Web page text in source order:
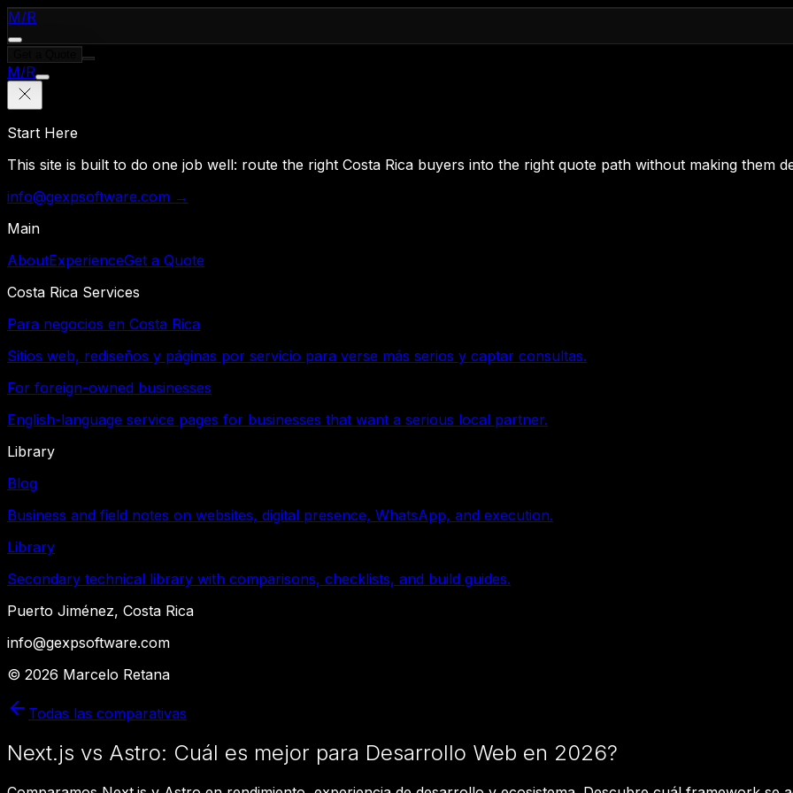
M/R
M/R
Start Here
This site is built to do one job well: route the right Costa Rica buyers into the right quote path without making them
info@gexpsoftware.com →
Main
AboutExperienceGet a Quote
Costa Rica Services
Para negocios en Costa Rica
Sitios web, rediseños y páginas por servicio para verse más serios y captar consultas.
For foreign-owned businesses
English-language service pages for businesses that want a serious local partner.
Library
Blog
Business and field notes on websites, digital presence, WhatsApp, and execution.
Library
Secondary technical library with comparisons, checklists, and build guides.
Puerto Jiménez, Costa Rica
info@gexpsoftware.com
© 2026 Marcelo Retana
Todas las comparativas
Next.js vs Astro: Cuál es mejor para Desarrollo Web en 2026?